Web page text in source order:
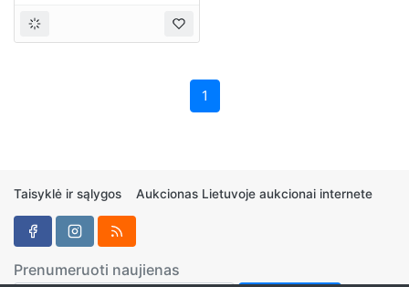
1
Taisyklė ir sąlygos Aukcionas Lietuvoje aukcionai internete
Prenumeruoti naujienas